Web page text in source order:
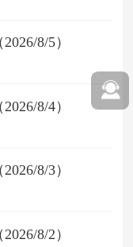
8/5）
8/4）
8/3）
8/2）